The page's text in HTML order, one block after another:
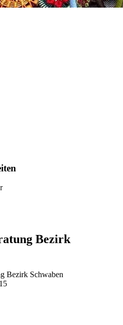
Bezirk
Bezirk Schwaben